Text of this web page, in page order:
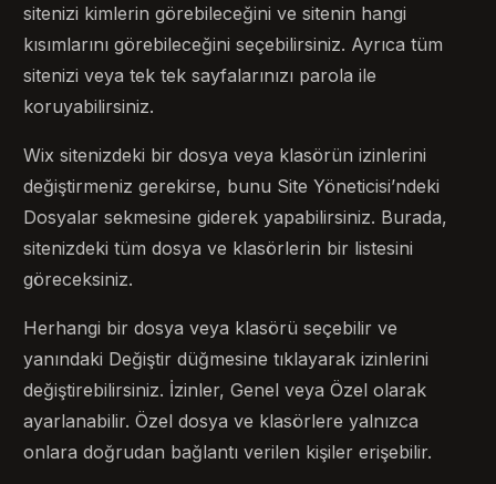
sitenizi kimlerin görebileceğini ve sitenin hangi
kısımlarını görebileceğini seçebilirsiniz. Ayrıca tüm
sitenizi veya tek tek sayfalarınızı parola ile
koruyabilirsiniz.
Wix sitenizdeki bir dosya veya klasörün izinlerini
değiştirmeniz gerekirse, bunu Site Yöneticisi’ndeki
Dosyalar sekmesine giderek yapabilirsiniz. Burada,
sitenizdeki tüm dosya ve klasörlerin bir listesini
göreceksiniz.
Herhangi bir dosya veya klasörü seçebilir ve
yanındaki Değiştir düğmesine tıklayarak izinlerini
değiştirebilirsiniz. İzinler, Genel veya Özel olarak
ayarlanabilir. Özel dosya ve klasörlere yalnızca
onlara doğrudan bağlantı verilen kişiler erişebilir.